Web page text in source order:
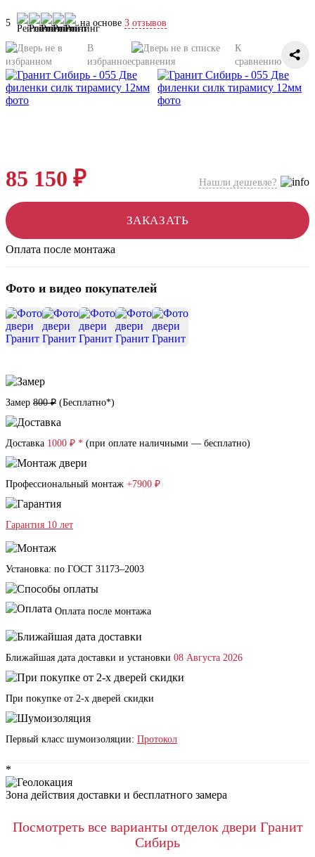
5 на основе 3 отзывов
В
избранное
К
сравнению
85 150 ₽ Нашли дешевле?
ЗАКАЗАТЬ
Оплата после монтажа
Фото и видео покупателей
Замер 800 ₽ (Бесплатно*)
Доставка 1000 ₽ * (при оплате наличными — бесплатно)
Профессиональный монтаж +7900 ₽
Гарантия 10 лет
Установка: по ГОСТ 31173–2003
Оплата после монтажа
Ближайшая дата доставки и установки 08 Августа 2026
При покупке от 2-х дверей скидки
Первый класс шумоизоляции: Протокол
*
Зона действия доставки и бесплатного замера
Посмотреть все варианты отделок двери Гранит
Сибирь